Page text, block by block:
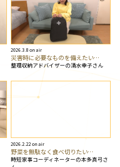
2026.3.8 on air
災害時に必要なものを備えたい…
整理収納アドバイザーの清水幸子さん
2026.2.22 on air
野菜を無駄なく食べ切りたい…
時短家事コーディネーターの本多真弓さ